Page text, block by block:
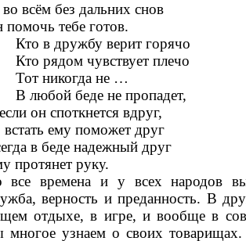
всём без дальних снов
тебе готов.
в дружбу верит горячо
рядом чувствует плечо
никогда не …
беде не пропадет,
он споткнется вдруг,
ему поможет друг
в беде надежный друг
протянет руку.
все времена и у всех народов
верность и преданность. В
отдыхе, в игре, и вообще в
многое узнаем о своих